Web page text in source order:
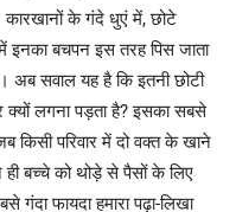
के गंदे धुएं में, छोटे
इनका बचपन इस तरह पिस जाता
सवाल यह है कि इतनी छोटी
क्यों लगना पड़ता है? इसका सबसे
किसी परिवार में दो वक्त के खाने
ही बच्चे को थोड़े से पैसों के लिए
फायदा हमारा पढ़ा-लिखा